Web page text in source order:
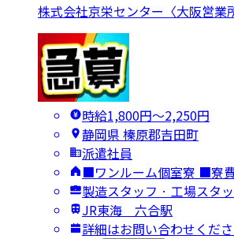
株式会社京栄センター〈大阪営業
時給1,800円〜2,250円
静岡県 榛原郡吉田町
派遣社員
■ワンルーム個室寮 ■寮
製造スタッフ · 工場スタ
JR東海 六合駅
詳細はお問い合わせくだ